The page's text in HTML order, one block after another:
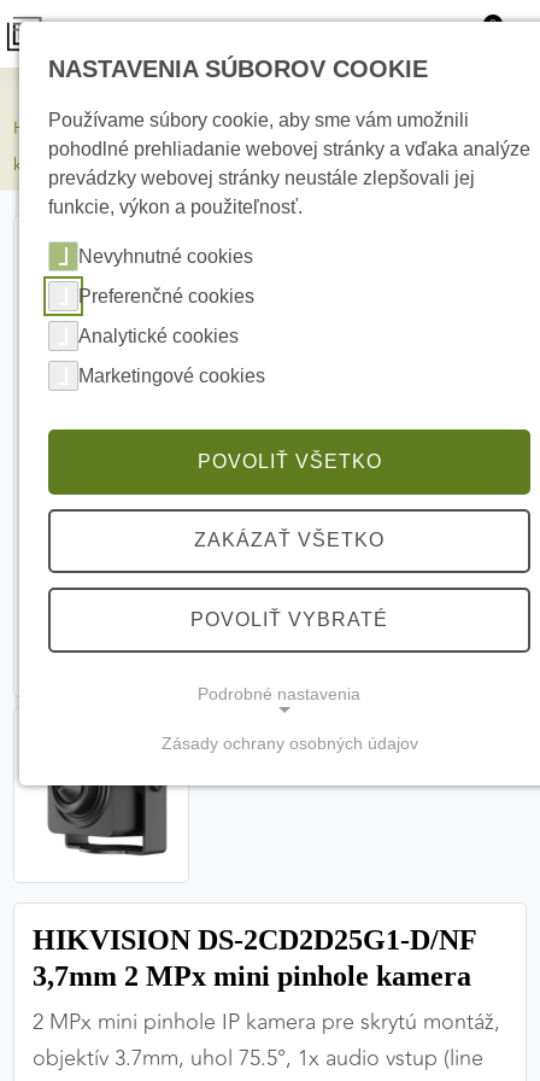
0
HIKVISION DS-2CD2D25G1-D/NF 3,7mm 2 MPx mini pinhole
kamera
HIKVISION DS-2CD2D25G1-D/NF
3,7mm 2 MPx mini pinhole kamera
2 MPx mini pinhole IP kamera pre skrytú montáž,
objektív 3.7mm, uhol 75.5°, 1x audio vstup (line
NASTAVENIA SÚBOROV COOKIE
Používame súbory cookie, aby sme vám umožnili
pohodlné prehliadanie webovej stránky a vďaka analýze
prevádzky webovej stránky neustále zlepšovali jej
funkcie, výkon a použiteľnosť.
Nevyhnutné cookies
Preferenčné cookies
Analytické cookies
Marketingové cookies
POVOLIŤ VŠETKO
ZAKÁZAŤ VŠETKO
POVOLIŤ VYBRATÉ
Podrobné nastavenia
(vždy aktívne, nemožno vypnúť)
Tieto cookies sú potrebné na správne fungovanie
webovej stránky a bez nich by nebolo možné
zabezpečiť jej plnú funkčnosť.
Nevyhnutné cookies
PREFERENČNÉ COOKIES
Zásady ochrany osobných údajov